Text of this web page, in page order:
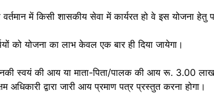
में किसी शासकीय सेवा में कार्यरत हो वे इस योजना हेतु
को योजना का लाभ केवल एक बार ही दिया जायेगा।
स्वयं की आय या माता-पिता/पालक की आय रू. 3.00 लाख
अधिकारी द्वारा जारी आय प्रमाण पत्र प्रस्तुत करना होगा।